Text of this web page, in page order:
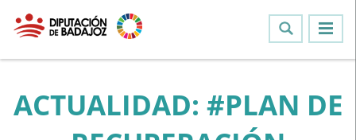
ACTUALIDAD: #PLAN DE